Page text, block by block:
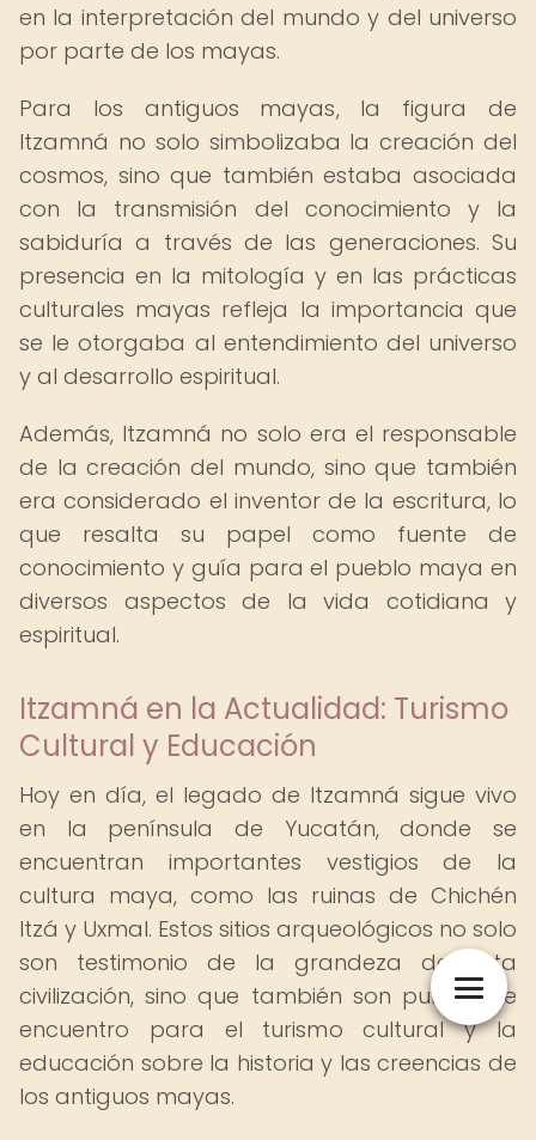
en la interpretación del mundo y del universo
por parte de los mayas.
Para los antiguos mayas, la figura de
Itzamná no solo simbolizaba la creación del
cosmos, sino que también estaba asociada
con la transmisión del conocimiento y la
sabiduría a través de las generaciones. Su
presencia en la mitología y en las prácticas
culturales mayas refleja la importancia que
se le otorgaba al entendimiento del universo
y al desarrollo espiritual.
Además, Itzamná no solo era el responsable
de la creación del mundo, sino que también
era considerado el inventor de la escritura, lo
que resalta su papel como fuente de
conocimiento y guía para el pueblo maya en
diversos aspectos de la vida cotidiana y
espiritual.
Itzamná en la Actualidad: Turismo
Cultural y Educación
Hoy en día, el legado de Itzamná sigue vivo
en la península de Yucatán, donde se
encuentran importantes vestigios de la
cultura maya, como las ruinas de Chichén
Itzá y Uxmal. Estos sitios arqueológicos no solo
son testimonio de la grandeza de esta
civilización, sino que también son puntos de
encuentro para el turismo cultural y la
educación sobre la historia y las creencias de
los antiguos mayas.